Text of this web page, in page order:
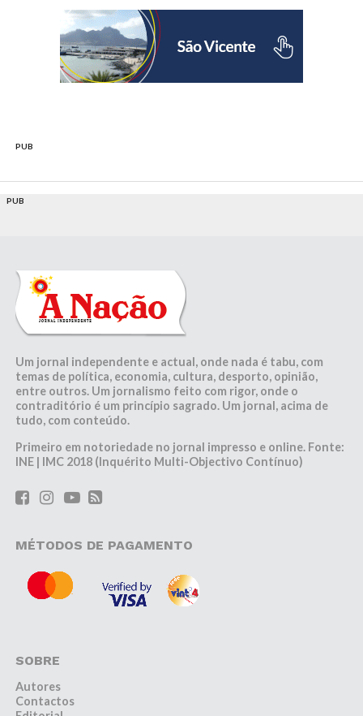
PUB
PUB
Um jornal independente e actual, onde nada é tabu, com
temas de política, economia, cultura, desporto, opinião,
entre outros. Um jornalismo feito com rigor, onde o
contraditório é um princípio sagrado. Um jornal, acima de
tudo, com conteúdo.
Primeiro em notoriedade no jornal impresso e online. Fonte:
INE | IMC 2018 (Inquérito Multi-Objectivo Contínuo)
MÉTODOS DE PAGAMENTO
SOBRE
Autores
Contactos